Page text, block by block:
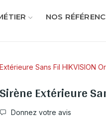
NOS
Sans Fil HIKVISION
Sirène Extérieure
Donnez votre avis